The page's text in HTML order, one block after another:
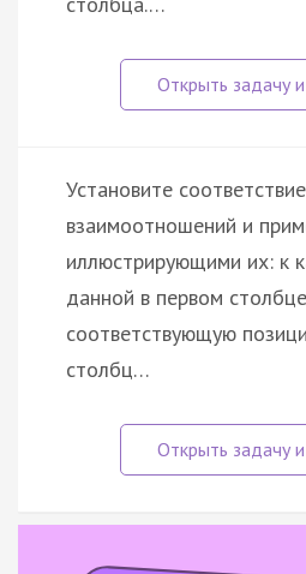
Установите
взаимоотношений и
иллюстрирующими их: к
данной в первом
соответствующую
столбц…